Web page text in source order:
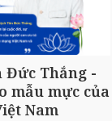
Đức Thắng -
mẫu mực của
Nam